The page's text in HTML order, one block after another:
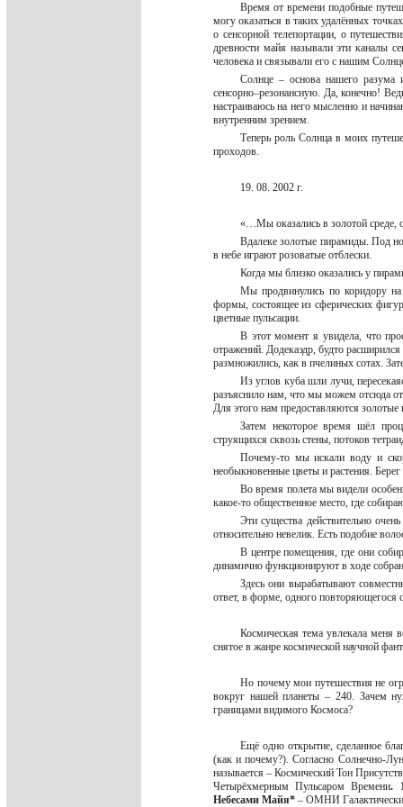
Время от времени подобные
могу оказаться в таких удалённых
о сенсорной телепортации, о
древности майя называли эти каналы
человека и связывали его с нашим
Солнце – основа нашего разума
сенсорно–резонансную. Да, конечно!
настраиваюсь на него мысленно и
внутренним зрением.
Теперь роль Солнца в моих
проходов.
19. 08. 2002 г.
«…Мы оказались в золотой среде,
Вдалеке золотые пирамиды. Под
в небе играют розоватые отблески.
Когда мы близко оказались у
Мы продвинулись по коридору на
формы, состоящее из сферических
цветные пульсации.
В этот момент я увидела, что
отражений. Додекаэдр, будто
размножились, как в пчелиных сотах.
Из углов куба шли лучи,
разъяснило нам, что мы можем отсюда
Для этого нам предоставляются
Затем некоторое время шёл
струящихся сквозь стены, потоков
Почему-то мы искали воду и
необыкновенные цветы и растения.
Во время полета мы видели
какое-то общественное место, где
Эти существа действительно
относительно невелик. Есть подобие
В центре помещения, где они
динамично функционируют в ходе
Здесь они вырабатывают
ответ, в форме, одного повторяющегося
Космическая тема увлекала меня
снятое в жанре космической научной
Но почему мои путешествия не
вокруг нашей планеты – 240. Зачем
границами видимого Космоса?
Ещё одно открытие, сделанное
(как и почему?). Согласно Солнечно-
называется – Космический Тон
Четырёхмерным Пульсаром Времени.
Небесами Майя* – ОМНИ